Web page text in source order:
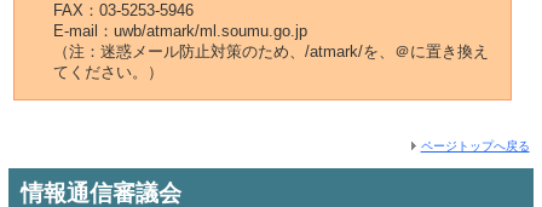
FAX：03-5253-5946
E-mail：uwb/atmark/ml.soumu.go.jp
（注：迷惑メール防止対策のため、/atmark/を、＠に置き換え
てください。）
ページトップへ戻る
情報通信審議会